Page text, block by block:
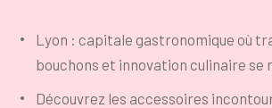
Lyon : capitale gastronomique où
bouchons et innovation culinaire
Découvrez les accessoires